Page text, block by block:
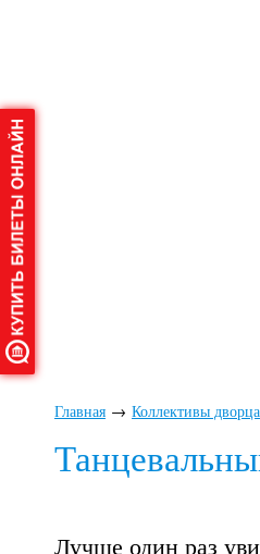
Главная → Коллективы дворца
Лучше один раз